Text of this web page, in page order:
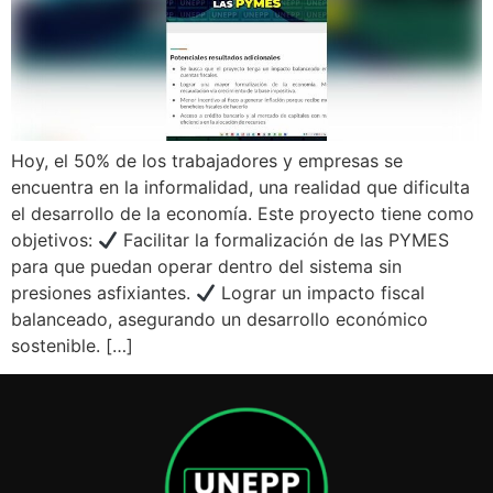
Hoy, el 50% de los trabajadores y empresas se
encuentra en la informalidad, una realidad que dificulta
el desarrollo de la economía. Este proyecto tiene como
objetivos:
Facilitar la formalización de las PYMES
para que puedan operar dentro del sistema sin
presiones asfixiantes.
Lograr un impacto fiscal
balanceado, asegurando un desarrollo económico
sostenible. […]